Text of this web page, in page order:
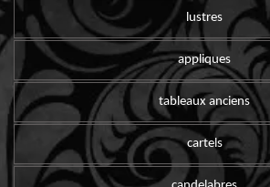
lustres
appliques
tableaux anciens
cartels